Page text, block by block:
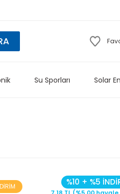
Su Sporları Solar
%10 + %5